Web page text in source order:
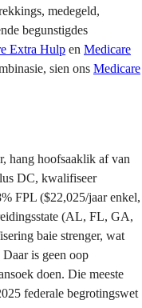
medegeld,
begunstigdes
Extra Hulp en Medicare
sien ons Medicare
hang hoofsaaklik af van
DC, kwalifiseer
FPL ($22,025/jaar enkel,
(AL, FL, GA,
baie strenger, wat
is geen oop
doen. Die meeste
federale begrotingswet